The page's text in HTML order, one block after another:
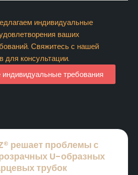
индивидуальные
ваших
Свяжитесь с нашей
для консультации.
требования
решает проблемы с
U-образных
трубок